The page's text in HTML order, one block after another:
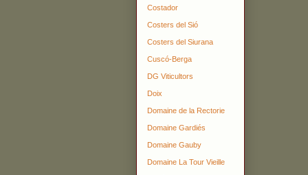
Costador
Costers del Sió
Costers del Siurana
Cuscó-Berga
DG Viticultors
Doix
Domaine de la Rectorie
Domaine Gardiés
Domaine Gauby
Domaine La Tour Vieille